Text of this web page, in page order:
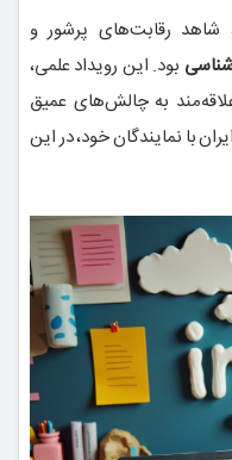
شاهد رقابت‌های پرشور و
بود. این رویداد علمی،
به چالش‌های عمیق
با نمایندگان خود، در این